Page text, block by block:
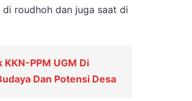
di roudhoh dan juga saat di
PPM UGM Di
Dan Potensi Desa